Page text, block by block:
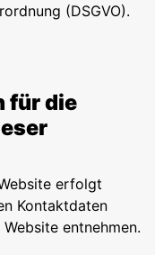
(DSGVO).
für die
erfolgt
Kontaktdaten
entnehmen.